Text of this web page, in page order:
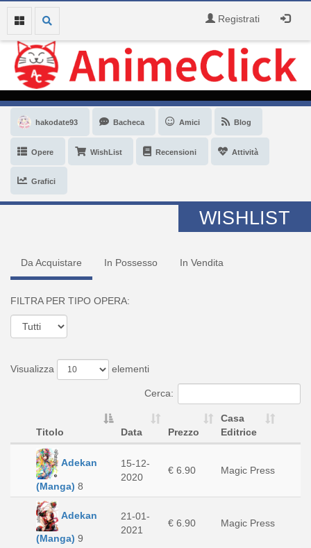
Registrati
hakodate93 Bacheca Amici Blog
Opere WishList Recensioni Attività
Grafici
WISHLIST
Da Acquistare In Possesso In Vendita
FILTRA PER TIPO OPERA:
Visualizza elementi
Cerca:
Titolo Data Prezzo
Casa
Editrice
Adekan
(Manga) 8
15-12-
2020
€ 6.90 Magic Press
Adekan
(Manga) 9
21-01-
2021
€ 6.90 Magic Press